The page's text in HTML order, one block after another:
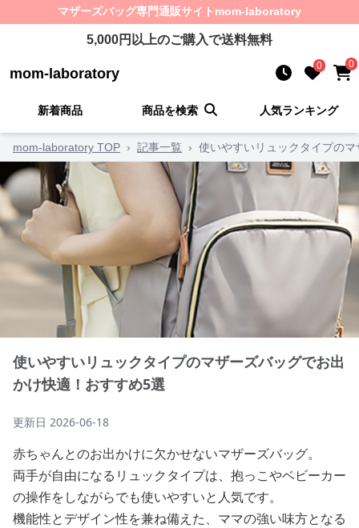
マザーズバッグ専門通販サイト mom-laboratory
5,000円以上のご購入で送料無料
mom-laboratory 0 0
新着商品 商品を検索 人気ランキング
mom-laboratory TOP › 記事一覧 › 使いやすいリュックタイプの
使いやすいリュックタイプのマザーズバッグでお出
かけ快適！おすすめ5選
更新日 2026-06-18
赤ちゃんとのお出かけに欠かせないマザーズバッグ。
両手が自由になるリュックタイプは、抱っこやベビーカー
の操作をしながらでも使いやすいと人気です。
機能性とデザイン性を兼ね備えた、ママの強い味方となる